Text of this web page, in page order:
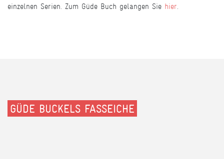
einzelnen Serien. Zum Güde Buch gelangen Sie hier.
GÜDE BUCKELS FASSEICHE